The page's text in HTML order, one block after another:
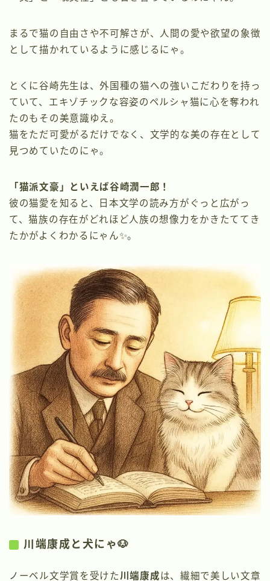
まるで猫の自由さや不可解さが、人間の愛や欲望の象徴
として描かれているように感じるにゃ。
とくに谷崎先生は、外国種の猫への強いこだわりを持っ
ていて、エキゾチックな容姿のペルシャ猫に心を奪われ
たのもその美意識ゆえ。
猫をただ可愛がるだけでなく、文学的な美の存在として
見つめていたのにゃ。
「猫派文豪」といえば谷崎潤一郎！
彼の猫愛を知ると、日本文学の読み方がぐっと広がっ
て、猫族の存在がどれほど人族の想像力をかきたててき
たかがよくわかるにゃん✨。
川端康成と犬にゃ🐶
ノーベル文学賞を受けた 川端康成は、繊細で美しい文章